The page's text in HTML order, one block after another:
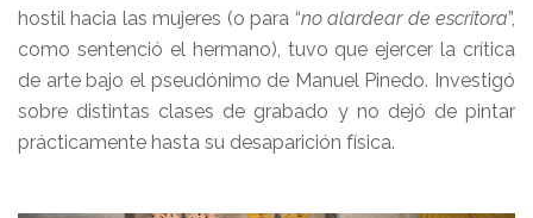
hostil hacia las mujeres (o para “no alardear de escritora”,
como sentenció el hermano), tuvo que ejercer la crítica
de arte bajo el pseudónimo de Manuel Pinedo. Investigó
sobre distintas clases de grabado y no dejó de pintar
prácticamente hasta su desaparición física.